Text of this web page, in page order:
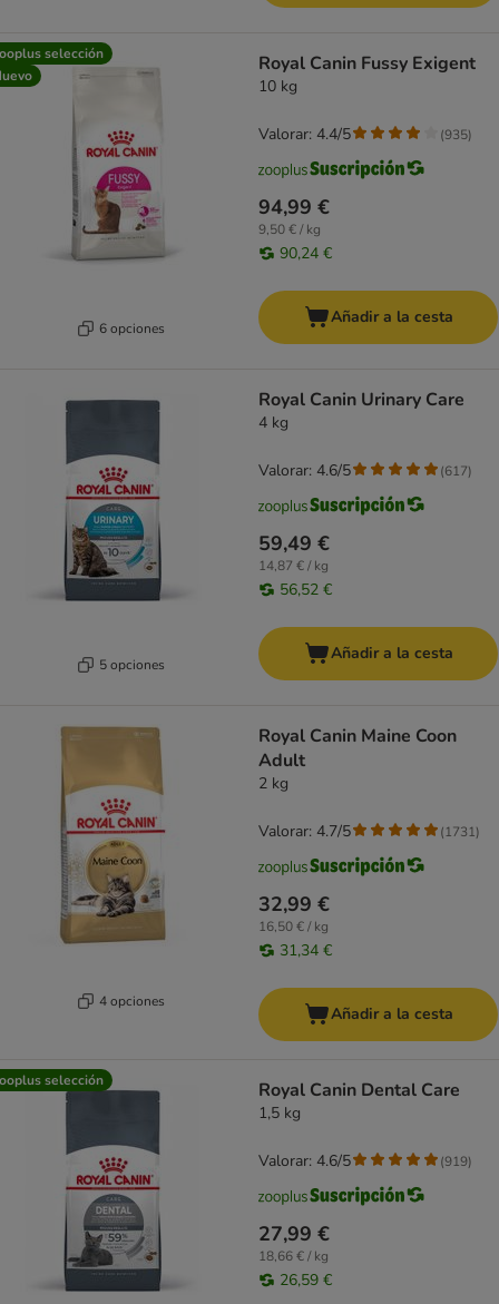
selección
6 opciones
Royal Canin Fussy Exigent
10 kg
94,99 €
9,50 € / kg
90,24 €
Valorar: 4.4/5 (935)
Añadir a la cesta
5 opciones
Royal Canin Urinary Care
4 kg
59,49 €
14,87 € / kg
56,52 €
Valorar: 4.6/5 (617)
Añadir a la cesta
4 opciones
Royal Canin Maine Coon
Adult
2 kg
32,99 €
16,50 € / kg
31,34 €
Valorar: 4.7/5 (1731)
Añadir a la cesta
selección Royal Canin Dental Care
1,5 kg
27,99 €
18,66 € / kg
26,59 €
Valorar: 4.6/5 (919)